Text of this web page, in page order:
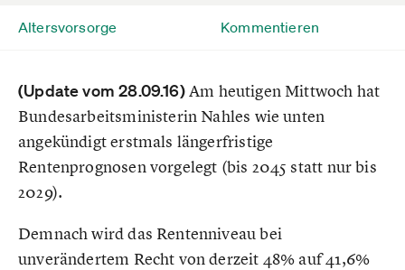
Altersvorsorge Kommentieren
(Update vom 28.09.16)Am heutigen Mittwoch hat
Bundesarbeitsministerin Nahles wie unten
angekündigt erstmals längerfristige
Rentenprognosen vorgelegt (bis 2045 statt nur bis
2029).
Demnach wird das Rentenniveau bei
unverändertem Recht von derzeit 48% auf 41,6%